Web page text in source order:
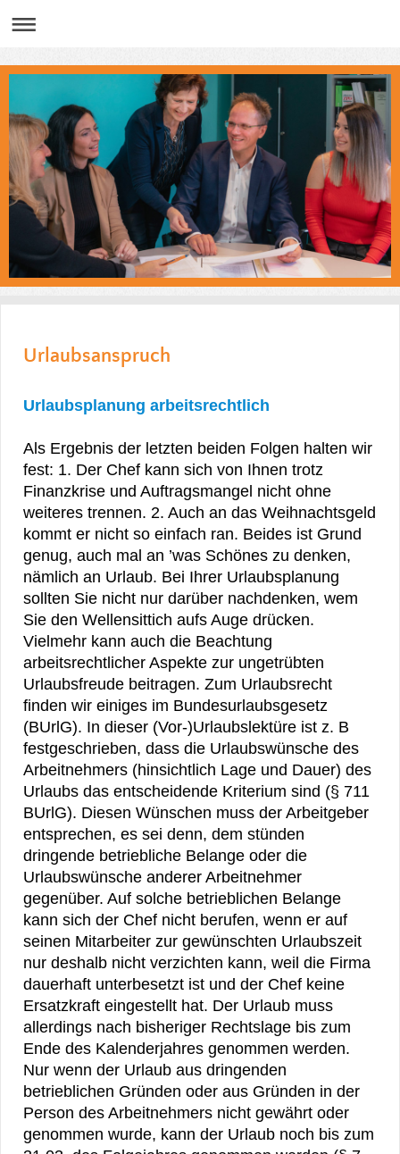
Urlaubsanspruch
Urlaubsplanung arbeitsrechtlich
Als Ergebnis der letzten beiden Folgen halten wir
fest: 1. Der Chef kann sich von Ihnen trotz
Finanzkrise und Auftragsmangel nicht ohne
weiteres trennen. 2. Auch an das Weihnachtsgeld
kommt er nicht so einfach ran. Beides ist Grund
genug, auch mal an ’was Schönes zu denken,
nämlich an Urlaub. Bei Ihrer Urlaubsplanung
sollten Sie nicht nur darüber nachdenken, wem
Sie den Wellensittich aufs Auge drücken.
Vielmehr kann auch die Beachtung
arbeitsrechtlicher Aspekte zur ungetrübten
Urlaubsfreude beitragen. Zum Urlaubsrecht
finden wir einiges im Bundesurlaubsgesetz
(BUrlG). In dieser (Vor-)Urlaubslektüre ist z. B
festgeschrieben, dass die Urlaubswünsche des
Arbeitnehmers (hinsichtlich Lage und Dauer) des
Urlaubs das entscheidende Kriterium sind (§ 711
BUrlG). Diesen Wünschen muss der Arbeitgeber
entsprechen, es sei denn, dem stünden
dringende betriebliche Belange oder die
Urlaubswünsche anderer Arbeitnehmer
gegenüber. Auf solche betrieblichen Belange
kann sich der Chef nicht berufen, wenn er auf
seinen Mitarbeiter zur gewünschten Urlaubszeit
nur deshalb nicht verzichten kann, weil die Firma
dauerhaft unterbesetzt ist und der Chef keine
Ersatzkraft eingestellt hat. Der Urlaub muss
allerdings nach bisheriger Rechtslage bis zum
Ende des Kalenderjahres genommen werden.
Nur wenn der Urlaub aus dringenden
betrieblichen Gründen oder aus Gründen in der
Person des Arbeitnehmers nicht gewährt oder
genommen wurde, kann der Urlaub noch bis zum